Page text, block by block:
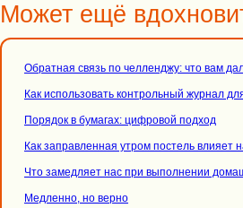
Может ещё
Обратная связь по челленджу: что вам
Как использовать контрольный журнал
Порядок в бумагах: цифровой подход
Как заправленная утром постель влияет
Что замедляет нас при выполнении
Медленно, но верно